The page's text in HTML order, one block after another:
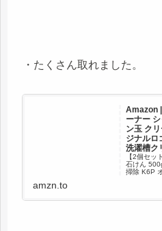
・たくさん取れました。
Amazon
ーナー
ン玉 ク
ジナルロ
洗濯槽ク
【2個セッ
石けん
掃除 K6P
amzn.to